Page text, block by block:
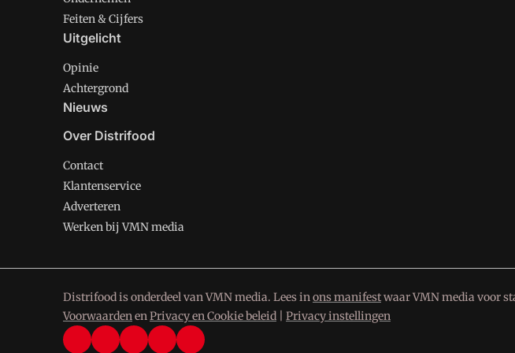
Feiten & Cijfers
Uitgelicht
Opinie
Achtergrond
Nieuws
Over Distrifood
Contact
Klantenservice
Adverteren
Werken bij VMN media
Distrifood is onderdeel van VMN media. Lees inons manifestwaar VMN media voor
VoorwaardenenPrivacy en Cookie beleid Privacy instellingen